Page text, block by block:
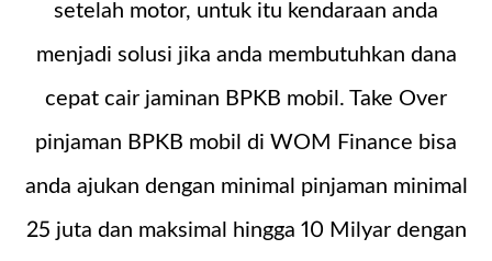
setelah motor, untuk itu kendaraan anda
menjadi solusi jika anda membutuhkan dana
cepat cair jaminan BPKB mobil. Take Over
pinjaman BPKB mobil di WOM Finance bisa
anda ajukan dengan minimal pinjaman minimal
25 juta dan maksimal hingga 10 Milyar dengan